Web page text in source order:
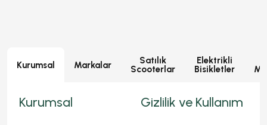
Kurumsal Markalar
Satılık
Scooterlar
Elektrikli
Bisikletler
Kurumsal Gizlilik ve Kullanım